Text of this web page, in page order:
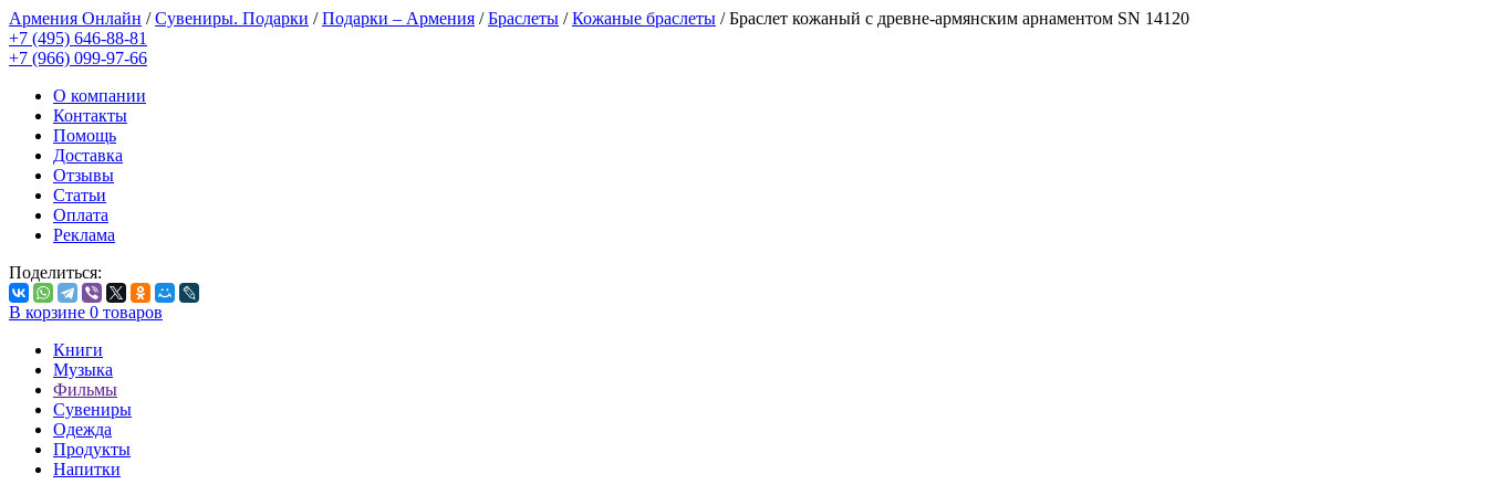
Армения Онлайн /Сувениры. Подарки /Подарки – Армения /Браслеты /Кожаные браслеты /Браслет кожаный с древне-армянским арнаментом SN 14120
+7 (495) 646-88-81
+7 (966) 099-97-66
О компании
Контакты
Помощь
Доставка
Отзывы
Статьи
Оплата
Реклама
Поделиться:
В корзине 0 товаров
Книги
Музыка
Фильмы
Сувениры
Одежда
Продукты
Напитки